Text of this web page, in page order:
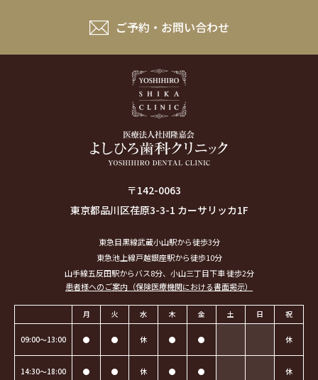
ご予約・お問い合わせ
〒142-0063
東京都品川区荏原3-3-1 カーサリッカ1F
東急目黒線武蔵小山駅から徒歩3分
東急池上線戸越銀座駅から徒歩10分
山手線五反田駅からバス8分、小山三丁目下車 徒歩2分
患者様へのご案内（保険医療機関における書面掲示）
月 火 水 木 金 土 日 祝
09:00～13:00 ● ● 休 ● ● 休
14:30～18:00 ● ● 休 ● ● 休